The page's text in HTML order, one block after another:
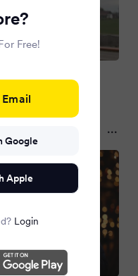
Carina und
Herr Bohlen"
Free!
Google
Apple
Login